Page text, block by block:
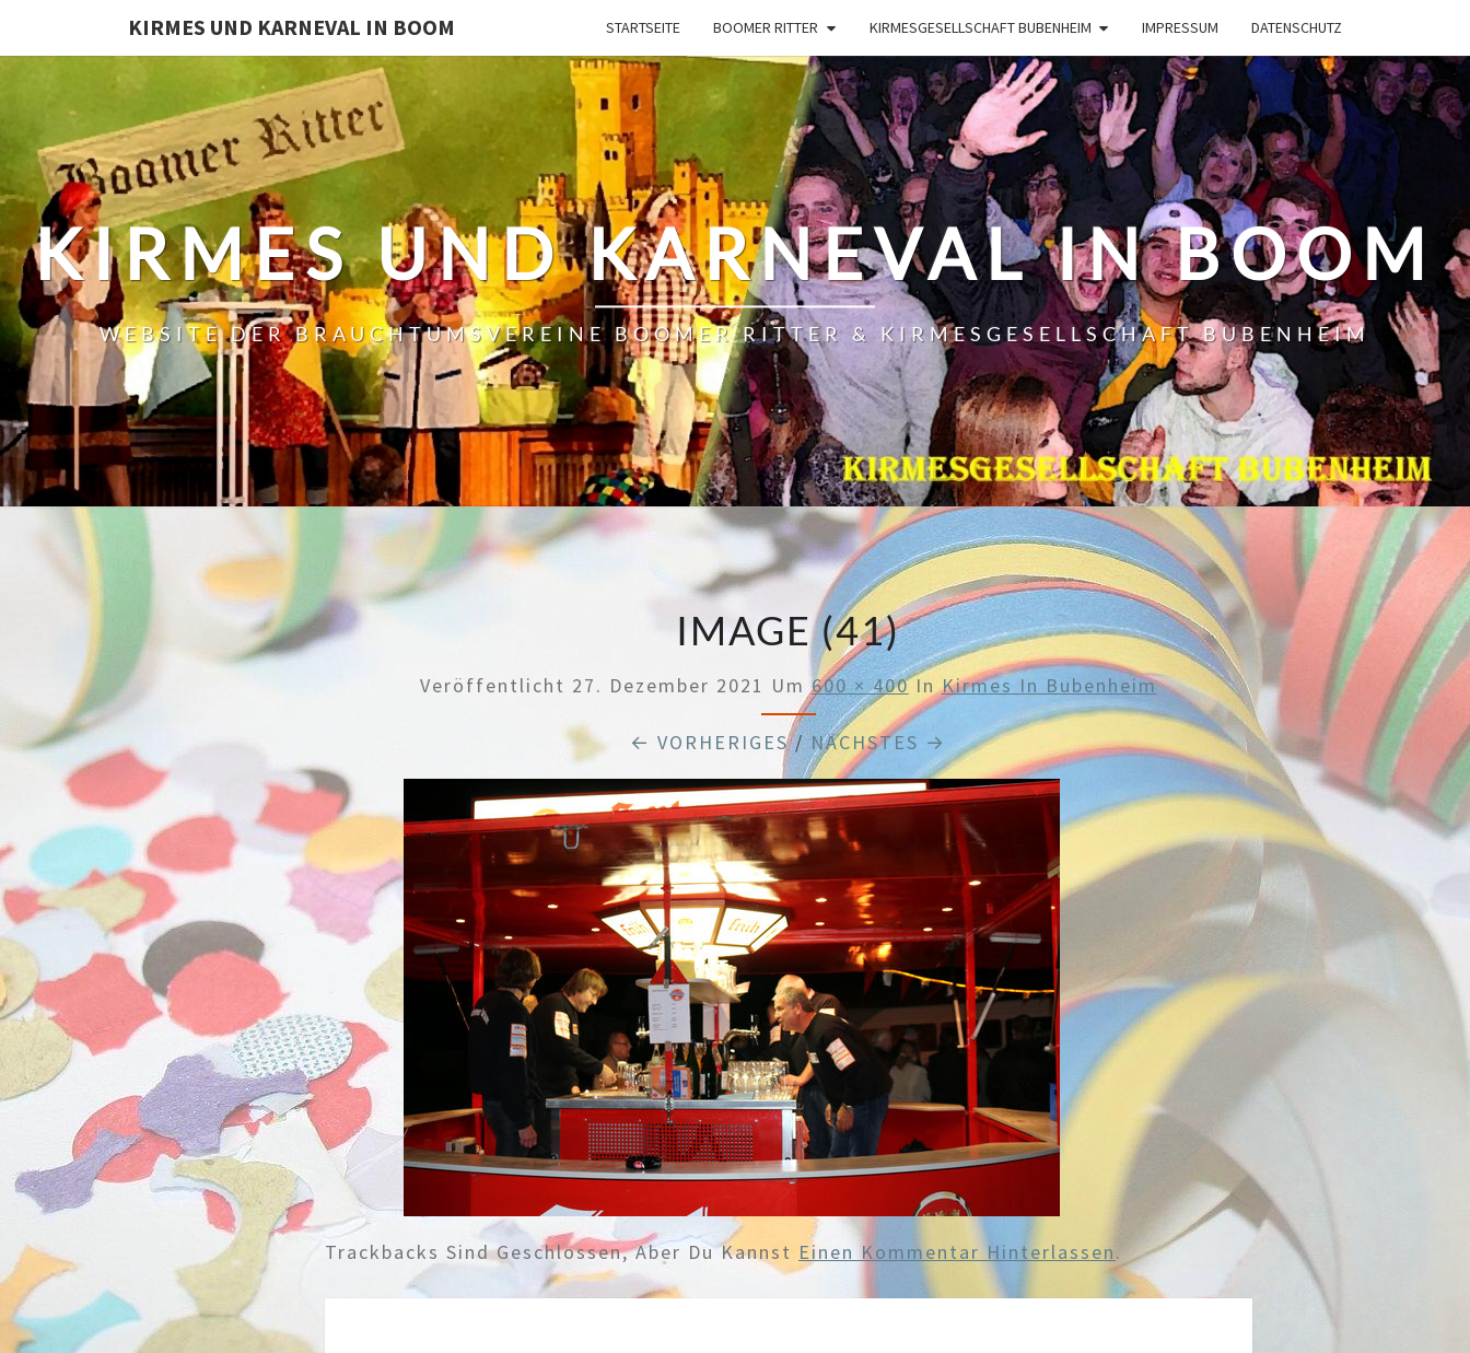
KIRMES UND KARNEVAL IN BOOM STARTSEITE BOOMER RITTER KIRMESGESELLSCHAFT BUBENHEIM IMPRESSUM DATENSCHUTZ
KIRMES UND KARNEVAL IN BOOM
WEBSITE DER BRAUCHTUMSVEREINE BOOMER RITTER & KIRMESGESELLSCHAFT BUBENHEIM
IMAGE (41)
Veröffentlicht 27. Dezember 2021 Um600 × 400InKirmes In Bubenheim
← VORHERIGES/NÄCHSTES →
Trackbacks Sind Geschlossen, Aber Du Kannst Einen Kommentar Hinterlassen.